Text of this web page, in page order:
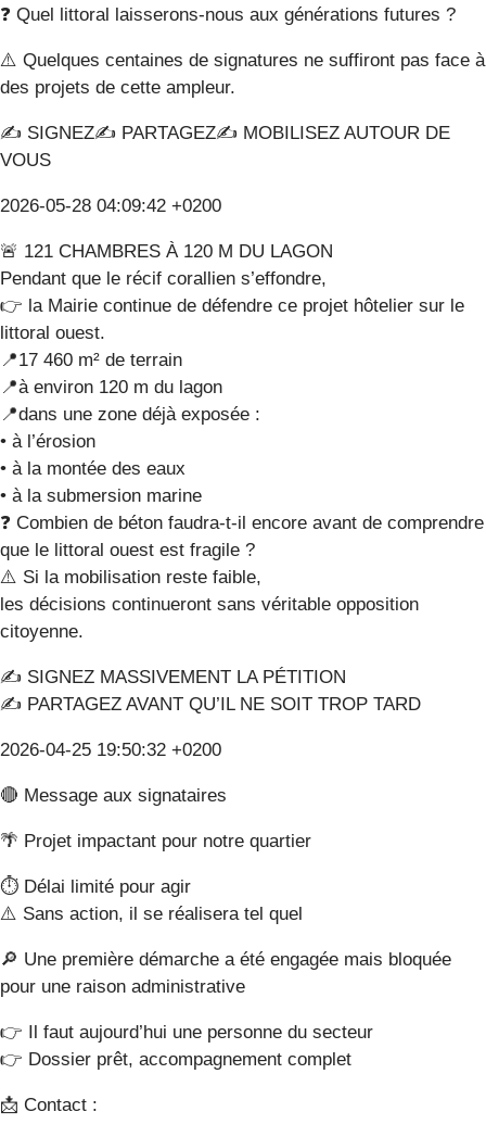
❓ Quel littoral laisserons-nous aux générations futures ?
⚠️ Quelques centaines de signatures ne suffiront pas face à
des projets de cette ampleur.
✍️ SIGNEZ✍️ PARTAGEZ✍️ MOBILISEZ AUTOUR DE
VOUS
2026-05-28 04:09:42 +0200
🚨 121 CHAMBRES À 120 M DU LAGON
Pendant que le récif corallien s’effondre,
👉 la Mairie continue de défendre ce projet hôtelier sur le
littoral ouest.
📍17 460 m² de terrain
📍à environ 120 m du lagon
📍dans une zone déjà exposée :
• à l’érosion
• à la montée des eaux
• à la submersion marine
❓ Combien de béton faudra-t-il encore avant de comprendre
que le littoral ouest est fragile ?
⚠️ Si la mobilisation reste faible,
les décisions continueront sans véritable opposition
citoyenne.
✍️ SIGNEZ MASSIVEMENT LA PÉTITION
✍️ PARTAGEZ AVANT QU’IL NE SOIT TROP TARD
2026-04-25 19:50:32 +0200
🔴 Message aux signataires
🌴 Projet impactant pour notre quartier
⏱️ Délai limité pour agir
⚠️ Sans action, il se réalisera tel quel
🔎 Une première démarche a été engagée mais bloquée
pour une raison administrative
👉 Il faut aujourd’hui une personne du secteur
👉 Dossier prêt, accompagnement complet
📩 Contact :